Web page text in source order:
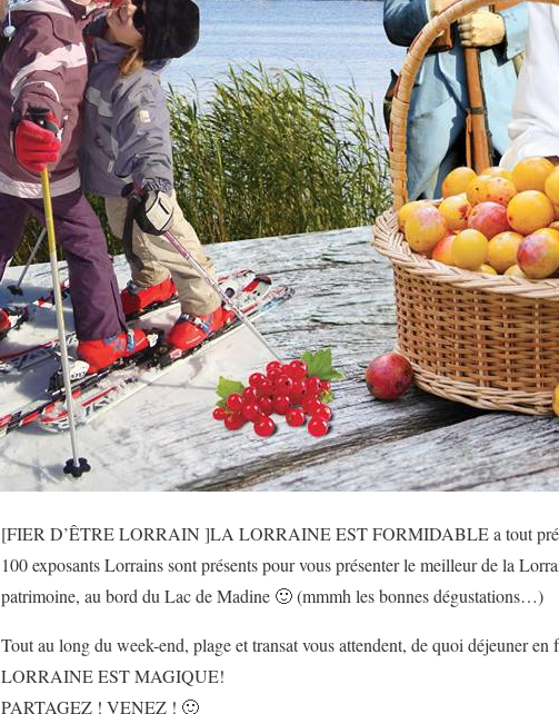
[FIER D’ÊTRE LORRAIN ]LA LORRAINE EST FORMIDABLE a tout
100 exposants Lorrains sont présents pour vous présenter le meilleur de la
patrimoine, au bord du Lac de Madine 🙂 (mmmh les bonnes dégustations…)
Tout au long du week-end, plage et transat vous attendent, de quoi déjeuner
LORRAINE EST MAGIQUE!
PARTAGEZ ! VENEZ ! 🙂